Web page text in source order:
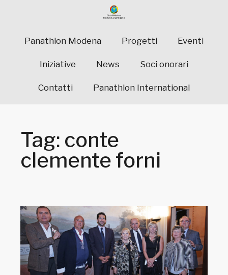
Panathlon Modena Progetti Eventi
Iniziative News Soci onorari
Contatti Panathlon International
Tag: conte
clemente forni